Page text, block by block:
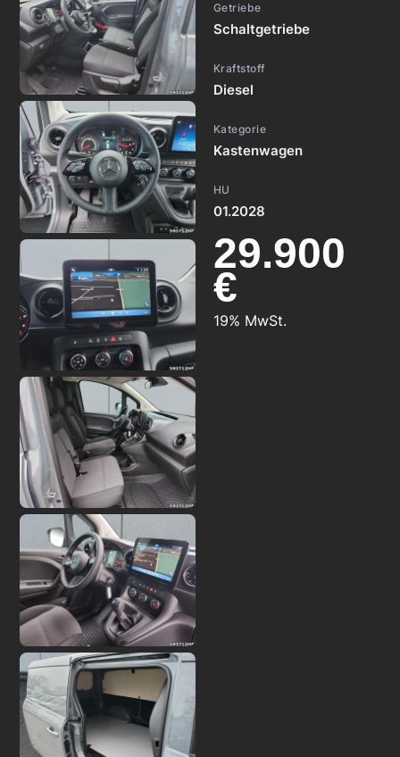
Getriebe
Schaltgetriebe
Kraftstoff
Diesel
Kategorie
Kastenwagen
HU
01.2028
29.900
€
19% MwSt.